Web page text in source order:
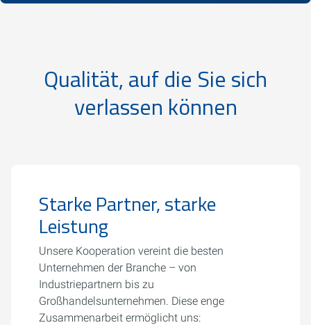
Qualität, auf die Sie sich
verlassen können
Starke Partner, starke
Leistung
Unsere Kooperation vereint die besten
Unternehmen der Branche – von
Industriepartnern bis zu
Großhandelsunternehmen. Diese enge
Zusammenarbeit ermöglicht uns: